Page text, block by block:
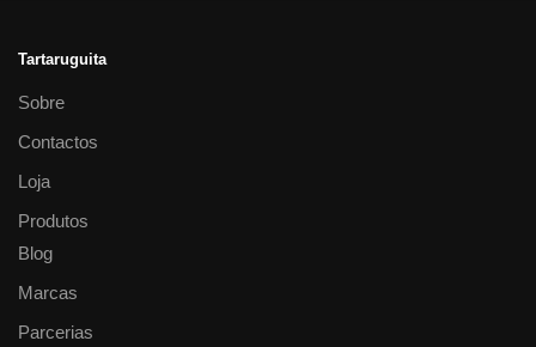
Tartaruguita
Sobre
Contactos
Loja
Produtos
Blog
Marcas
Parcerias